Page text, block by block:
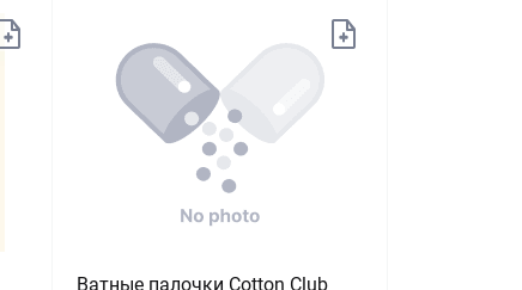
Ватные палочки Cotton Club